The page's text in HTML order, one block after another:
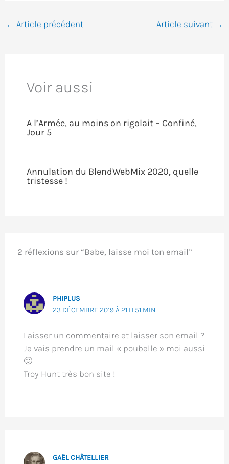
← Article précédent Article suivant →
Voir aussi
A l’Armée, au moins on rigolait – Confiné,
Jour 5
Annulation du BlendWebMix 2020, quelle
tristesse !
2 réflexions sur “Babe, laisse moi ton email”
PHIPLUS
23 DÉCEMBRE 2019 À 21 H 51 MIN
Laisser un commentaire et laisser son email ?
Je vais prendre un mail « poubelle » moi aussi
🙂
Troy Hunt très bon site !
GAËL CHÂTELLIER